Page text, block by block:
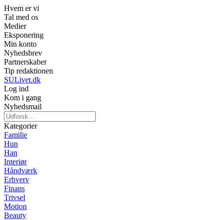
Hvem er vi
Tal med os
Medier
Eksponering
Min konto
Nyhedsbrev
Partnerskaber
Tip redaktionen
SULivet.dk
Log ind
Kom i gang
Nyhedsmail
Kategorier
Familie
Hun
Han
Interiør
Håndværk
Erhverv
Finans
Trivsel
Motion
Beauty